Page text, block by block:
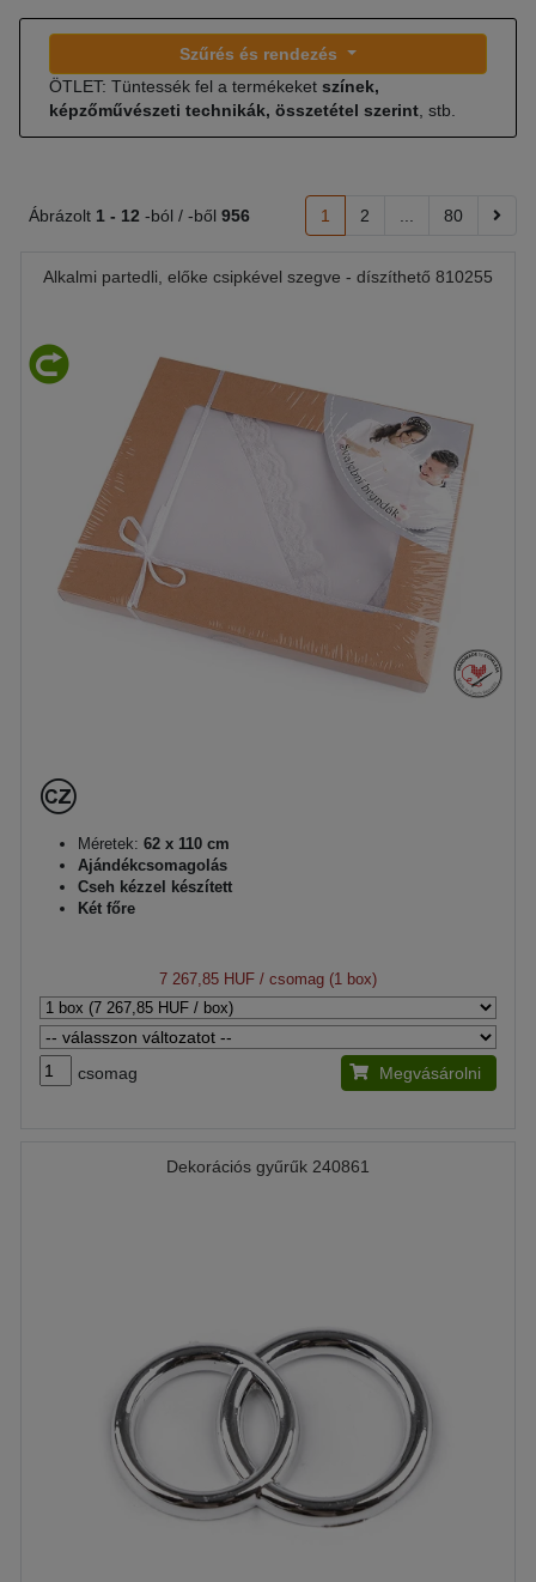
Szűrés és rendezés
ÖTLET: Tüntessék fel a termékeket színek,
képzőművészeti technikák, összetétel szerint , stb.
Ábrázolt 1 - 12 -ból / -ből 956 1 2 80
Alkalmi partedli, előke csipkével szegve - díszíthető 810255
Méretek: 62 x 110 cm
Ajándékcsomagolás
Cseh kézzel készített
Két főre
7 267,85 HUF / csomag (1 box)
csomag Megvásárolni
Dekorációs gyűrűk 240861